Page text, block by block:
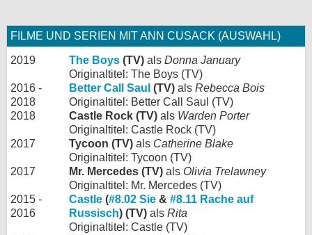
FILME UND SERIEN MIT ANN CUSACK (AUSWAHL)
2019 The Boys (TV) als Donna January
Originaltitel: The Boys (TV)
2016 -
2018
Better Call Saul (TV) als Rebecca Bois
Originaltitel: Better Call Saul (TV)
2018
Castle Rock (TV) als Warden Porter
Originaltitel: Castle Rock (TV)
2017
Tycoon (TV) als Catherine Blake
Originaltitel: Tycoon (TV)
2017
Mr. Mercedes (TV) als Olivia Trelawney
Originaltitel: Mr. Mercedes (TV)
2015 -
2016
Castle (#8.02 Sie & #8.11 Rache auf
Russisch) (TV) als Rita
Originaltitel: Castle (TV)